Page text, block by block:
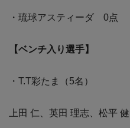
・琉球アスティーダ 0点
【ベンチ入り選手】
・T.T彩たま（5名）
上田 仁、英田 理志、松平